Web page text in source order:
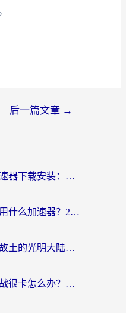
后一篇文章 →
海外崩坏：星穹铁道加速器下载安装：一份给游子的终极网络指南
境外玩航海王热血航线用什么加速器？2026海外玩家实测最优方案（附欧洲问道堡垒前线加速技巧）
在异国他乡，寻找连接故土的光明大陆免费加速器
在海外玩坦克世界闪击战很卡怎么办？老玩家亲测有效的加速器选择指南